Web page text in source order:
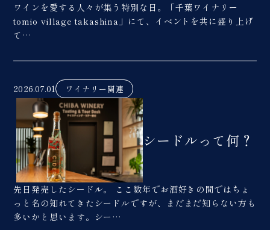
28日(土)開催！飲食・キッ
チンカー 出店者募集！
ワインを愛する人々が集う特別な日。「千葉ワイナリー
tomio village takashina」にて、イベントを共に盛り上げ
て…
2026.07.01 ワイナリー関連
シードルって何？
先日発売したシードル。 ここ数年でお酒好きの間ではちょ
っと名の知れてきたシードルですが、まだまだ知らない方も
多いかと思います。シー…